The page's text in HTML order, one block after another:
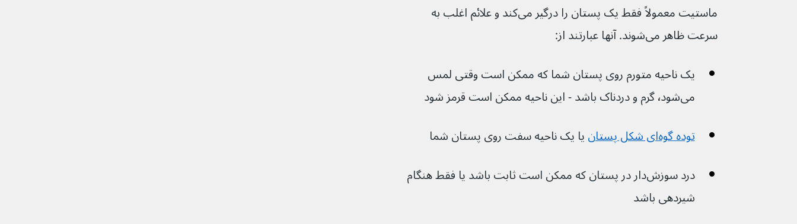
ماستیت معمولاً فقط یک پستان را درگیر می‌کند و علائم اغلب به
سرعت ظاهر می‌شوند. آنها عبارتند از:
یک ناحیه متورم روی پستان شما که ممکن است وقتی لمس
می‌شود٬ گرم و دردناک باشد - این ناحیه ممکن است قرمز شود
توده گوه‌ای شکل پستان
یا یک ناحیه سفت روی پستان شما
درد سوزش‌دار در پستان که ممکن است ثابت باشد یا فقط هنگام
شیردهی باشد